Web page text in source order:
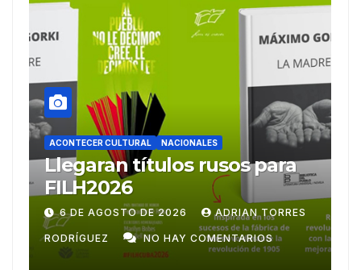
ACONTECER CULTURAL
Ballet Laura Alonso
emprende gira
centroamericana
28 DE JULIO DE 2026 ADRIAN TORRES
RODRÍGUEZ NO HAY COMENTARIOS